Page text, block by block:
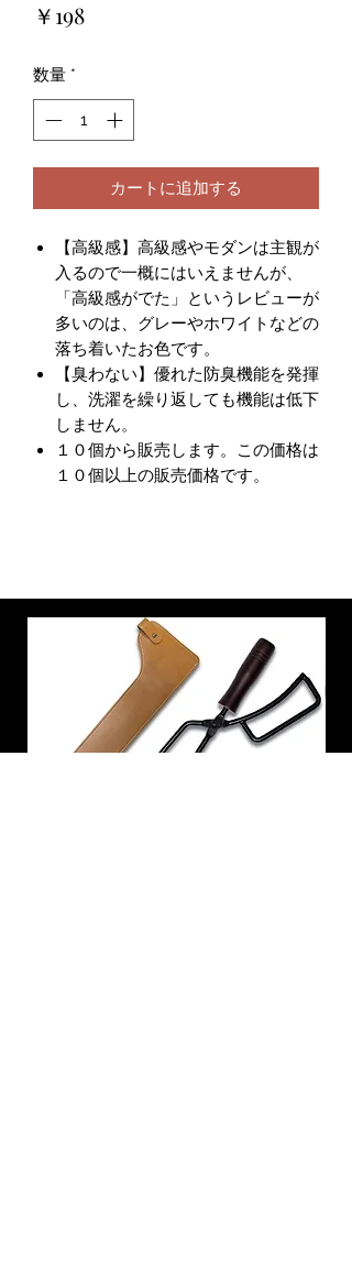
￥198価
数量 *
カートに追加する
【高級感】高級感やモダンは主観が
入るので一概にはいえませんが、
「高級感がでた」というレビューが
多いのは、グレーやホワイトなどの
落ち着いたお色です。
【臭わない】優れた防臭機能を発揮
し、洗濯を繰り返しても機能は低下
しません。
１０個から販売します。この価格は
１０個以上の販売価格です。